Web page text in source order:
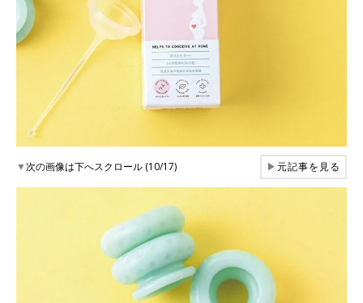
▼次の画像は下へスクロール (10/17) ▶元記事を見る